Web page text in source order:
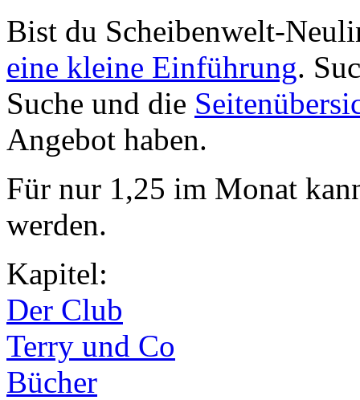
Bist du Scheibenwelt-
eine kleine Einführung.
Suche und die
Angebot haben.
Für nur 1,25 im Monat
werden.
Kapitel:
Der Club
Terry und Co
Bücher